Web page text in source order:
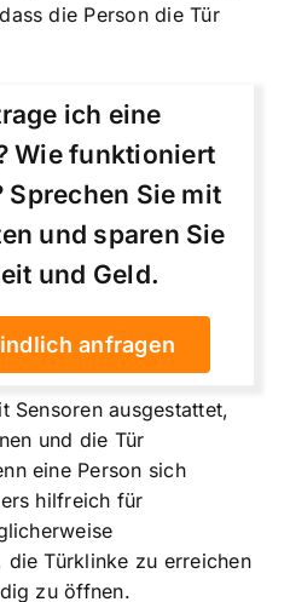
die Person die Tür
ich eine
Wie funktioniert
Sprechen Sie mit
und sparen Sie
und Geld.
anfragen
Sensoren ausgestattet,
und die Tür
eine Person sich
hilfreich für
die Türklinke zu erreichen
zu öffnen.